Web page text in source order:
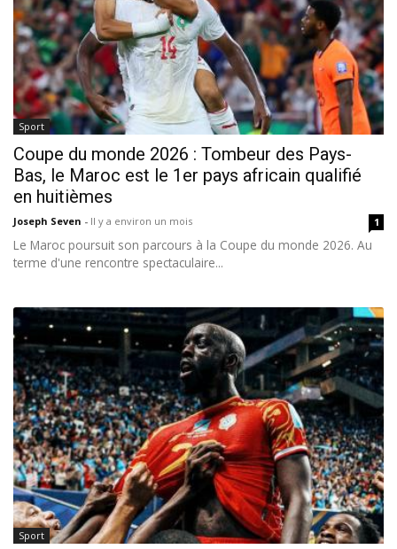
Sport
Coupe du monde 2026 : Tombeur des Pays-
Bas, le Maroc est le 1er pays africain qualifié
en huitièmes
Joseph Seven - Il y a environ un mois 1
Le Maroc poursuit son parcours à la Coupe du monde 2026. Au
terme d'une rencontre spectaculaire...
Sport